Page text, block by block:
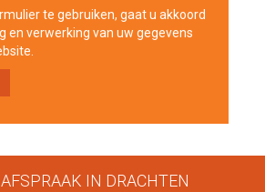
te gebruiken, gaat u akkoord
en verwerking van uw gegevens
IN DRACHTEN